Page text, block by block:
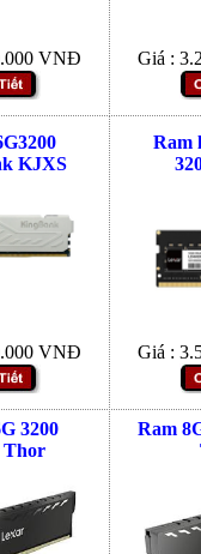
VNĐ Giá :
KJXS
VNĐ
Ram
Giá :
3200
Thor
Ram